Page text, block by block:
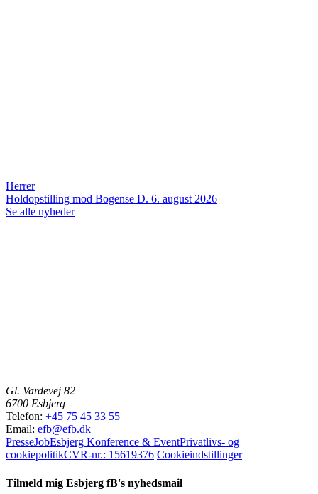
Herrer
Holdopstilling mod Bogense D. 6. august 2026
Se alle nyheder
Gl. Vardevej 82
6700 Esbjerg
Telefon: +45 75 45 33 55
Email: efb@efb.dk
PresseJobEsbjerg Konference & EventPrivatlivs- og
cookiepolitikCVR-nr.: 15619376 Cookieindstillinger
Tilmeld mig Esbjerg fB's nyhedsmail